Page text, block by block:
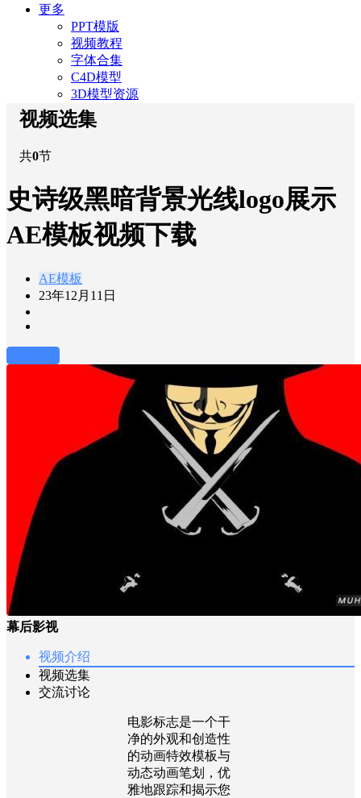
更多
PPT模版
视频教程
字体合集
C4D模型
3D模型资源
视频选集
共0节
史诗级黑暗背景光线logo展示
AE模板视频下载
AE模板
23年12月11日
幕后影视
视频介绍
视频选集
交流讨论
电影标志是一个干
净的外观和创造性
的动画特效模板与
动态动画笔划，优
雅地跟踪和揭示您